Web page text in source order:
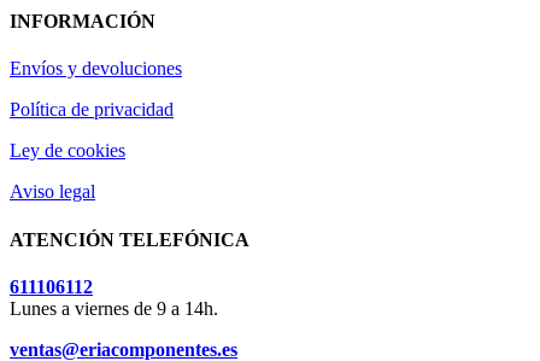
INFORMACIÓN
Envíos y devoluciones
Política de privacidad
Ley de cookies
Aviso legal
ATENCIÓN TELEFÓNICA
611106112
Lunes a viernes de 9 a 14h.
ventas@eriacomponentes.es